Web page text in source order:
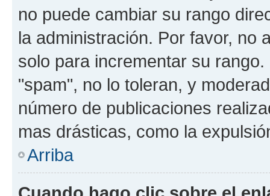
no puede cambiar su rango
la administración. Por favor, no
solo para incrementar su
"spam", no lo toleran, y
número de publicaciones
mas drásticas, como la
Arriba